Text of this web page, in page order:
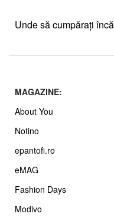
Unde să cumpărați
MAGAZINE:
About You
Notino
epantofi.ro
eMAG
Fashion Days
Modivo